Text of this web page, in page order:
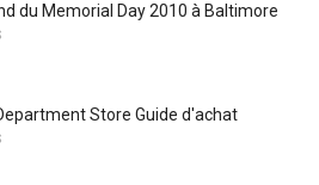
du Memorial Day 2010 à Baltimore
Store Guide d'achat